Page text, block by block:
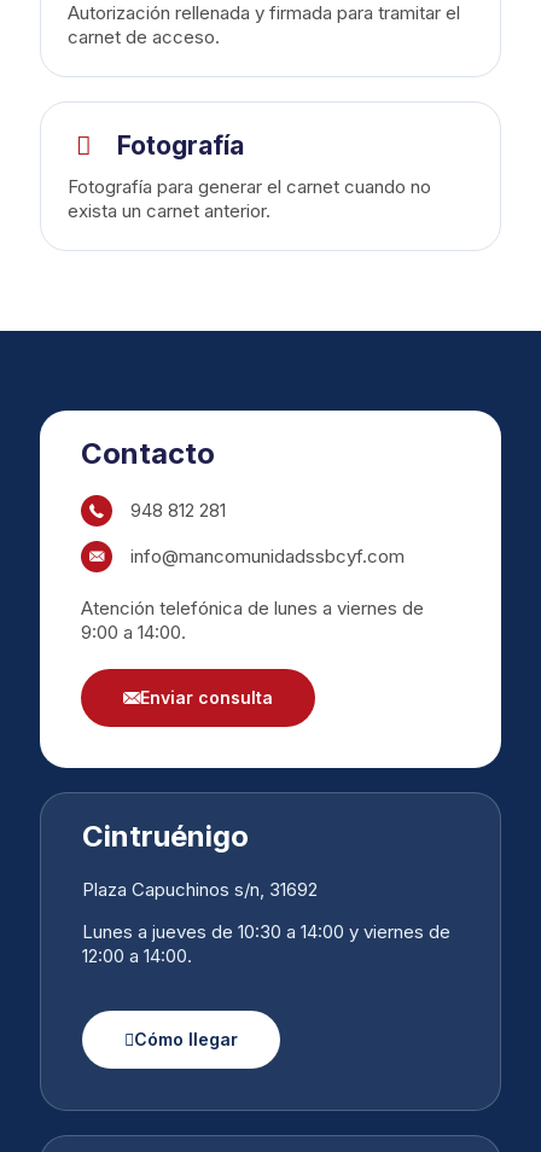
Autorización rellenada y firmada para tramitar el
carnet de acceso.
Fotografía
Fotografía para generar el carnet cuando no
exista un carnet anterior.
Contacto
948 812 281
info@mancomunidadssbcyf.com
Atención telefónica de lunes a viernes de
9:00 a 14:00.
Enviar consulta
Cintruénigo
Plaza Capuchinos s/n, 31692
Lunes a jueves de 10:30 a 14:00 y viernes de
12:00 a 14:00.
Cómo llegar